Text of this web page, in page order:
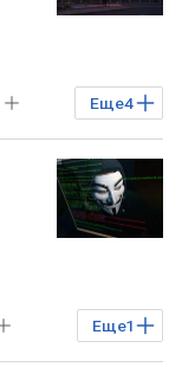
Еще4
Еще1